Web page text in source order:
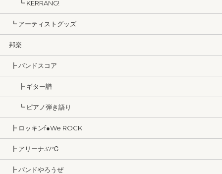
┗ KERRANG!
┗ アーティストグッズ
邦楽
┣ バンドスコア
┣ ギター譜
┗ ピアノ弾き語り
┣ ロッキンf●We ROCK
┣ アリーナ37℃
┣ バンドやろうぜ